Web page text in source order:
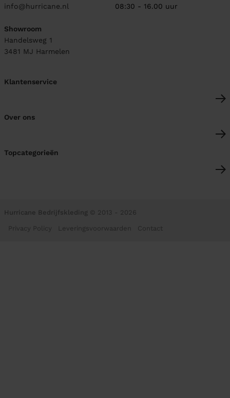
info@hurricane.nl
Showroom
Handelsweg 1
3481 MJ Harmelen
08:30 - 16.00 uur
Klantenservice
Over ons
Topcategorieën
Hurricane Bedrijfskleding © 2013 - 2026
Privacy Policy Leveringsvoorwaarden Contact